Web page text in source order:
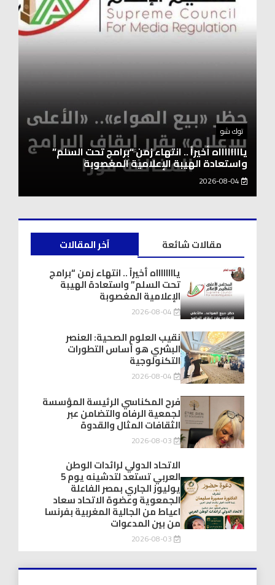
أخبار المحافظات
نقيب العلوم الصحية: العنصر البشري هو أساس
التطورات التكنولوجية
آخر المقالات
مقالات شائعة
يااااااااه أخيراً .. انتهاء زمن “برامج
تحت السلم” واستعادة الهيبة
الإعلامية المغصوبة
2026-08-04
نقيب العلوم الصحية: العنصر
البشري هو أساس التطورات
التكنولوجية
2026-08-04
فرح المكناسي الرئيسة المؤسسة
لجمعية الرفاه والتضامن عبر
الثقافات المثال والقدوة
2026-08-03
الاتحاد الدولي لرائدات الوطن
العربي تستعد لتدشينه يوم 5
يوليوز الجاري بمصر الفاعلة
الجمعوية وعضوة الاتحاد سعاد
اعياط من الجالية المغربية بفرنسا
من بين المدعوات
2026-08-03